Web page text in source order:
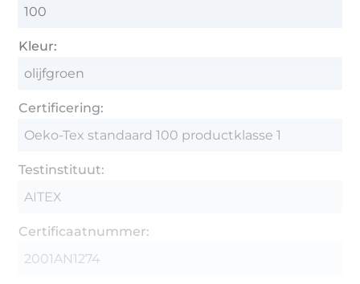
100
Kleur:
olijfgroen
Certificering:
Oeko-Tex standaard 100 productklasse 1
Testinstituut:
AITEX
Certificaatnummer:
2001AN1274